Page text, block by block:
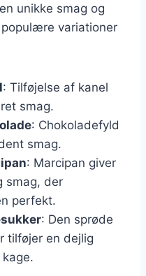
unikke smag og
variationer
: Tilføjelse af kanel
smag.
: Chokoladefyld
smag.
: Marcipan giver
smag, der
perfekt.
: Den sprøde
tilføjer en dejlig